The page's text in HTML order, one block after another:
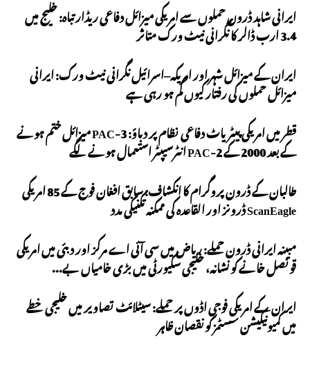
ایرانی شاہد ڈرون حملوں سے امریکی میزائل دفاعی ریڈار تباہ: خلیج میں
3.4 ارب ڈالر کا نگرانی نیٹ ورک متاثر
ایران کے میزائل شہر اور امریکہ–اسرائیل نگرانی نیٹ ورک: ایرانی
میزائل حملوں کی رفتار کیوں کم ہو رہی ہے
قطر میں امریکی پیٹریاٹ دفاعی نظام پر دباؤ: PAC-3 میزائل ختم ہونے
کے بعد 2000 کے PAC-2 انٹرسیپٹر استعمال ہونے لگے
طالبان کے ڈرون پروگرام کا انکشاف: سابق افغان فوج کے 85 امریکی
ScanEagle ڈرونز اور القاعدہ کی ممکنہ تکنیکی مدد
مبینہ ایرانی ڈرون حملے: ریاض میں سی آئی اے مرکز اور دبئی میں امریکی
قونصل خانے کو نشانہ، خلیجی سکیورٹی میں بڑی خامیاں بے...
ایران کے امریکی فوجی اڈوں پر حملے: سیٹلائٹ تصاویر میں خلیجی خطے
میں کمیونیکیشن سسٹمز کو نقصان ظاہر